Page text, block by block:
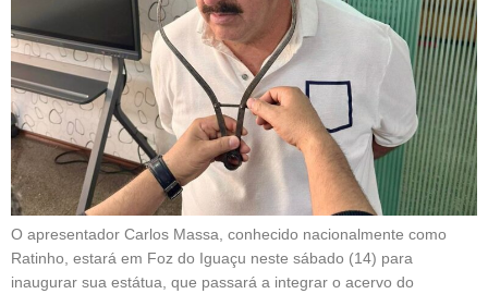
O apresentador Carlos Massa, conhecido nacionalmente como
Ratinho, estará em Foz do Iguaçu neste sábado (14) para
inaugurar sua estátua, que passará a integrar o acervo do